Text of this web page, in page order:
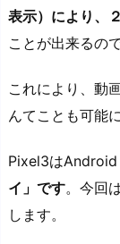
表示）により、
ことが出来るので
これにより、動
んてことも可能
Pixel3はAndroid
イ」です。今回
します。